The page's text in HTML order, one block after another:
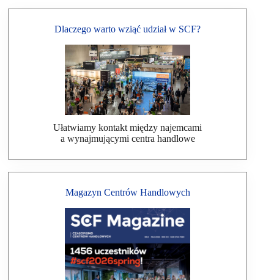
Dlaczego warto wziąć udział w SCF?
Ułatwiamy kontakt między najemcami
a wynajmującymi centra handlowe
Magazyn Centrów Handlowych